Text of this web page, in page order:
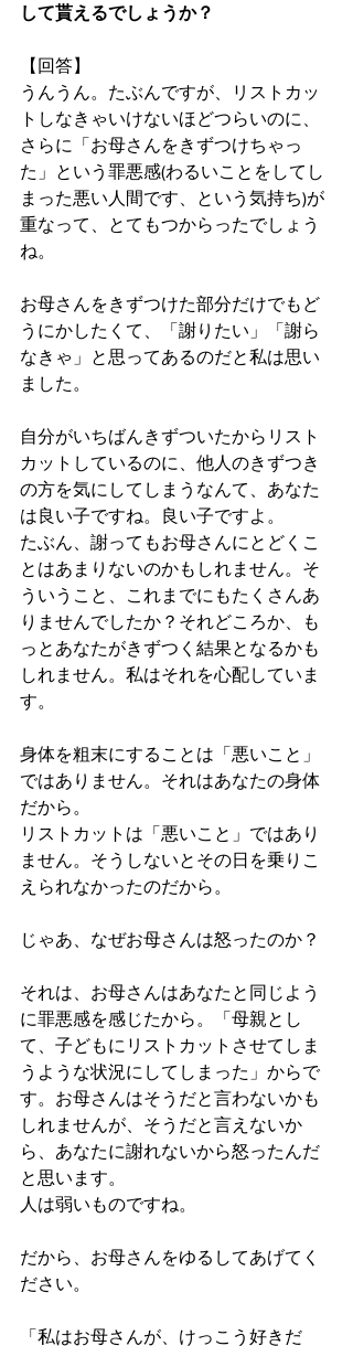
して貰えるでしょうか？
【回答】
うんうん。たぶんですが、リストカッ
トしなきゃいけないほどつらいのに、
さらに「お母さんをきずつけちゃっ
た」という罪悪感(わるいことをしてし
まった悪い人間です、という気持ち)が
重なって、とてもつからったでしょう
ね。
お母さんをきずつけた部分だけでもど
うにかしたくて、「謝りたい」「謝ら
なきゃ」と思ってあるのだと私は思い
ました。
自分がいちばんきずついたからリスト
カットしているのに、他人のきずつき
の方を気にしてしまうなんて、あなた
は良い子ですね。良い子ですよ。
たぶん、謝ってもお母さんにとどくこ
とはあまりないのかもしれません。そ
ういうこと、これまでにもたくさんあ
りませんでしたか？それどころか、も
っとあなたがきずつく結果となるかも
しれません。私はそれを心配していま
す。
身体を粗末にすることは「悪いこと」
ではありません。それはあなたの身体
だから。
リストカットは「悪いこと」ではあり
ません。そうしないとその日を乗りこ
えられなかったのだから。
じゃあ、なぜお母さんは怒ったのか？
それは、お母さんはあなたと同じよう
に罪悪感を感じたから。「母親とし
て、子どもにリストカットさせてしま
うような状況にしてしまった」からで
す。お母さんはそうだと言わないかも
しれませんが、そうだと言えないか
ら、あなたに謝れないから怒ったんだ
と思います。
人は弱いものですね。
だから、お母さんをゆるしてあげてく
ださい。
「私はお母さんが、けっこう好きだ